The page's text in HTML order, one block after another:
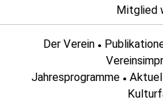
Mitglied
Der Verein ●
Jahresprogramme ●